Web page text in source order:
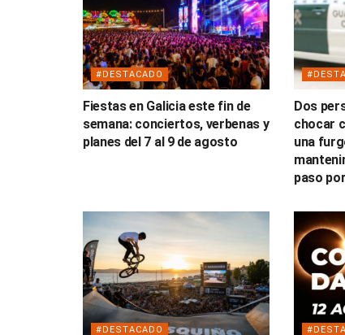
#DESTACADO
Fiestas en Galicia este fin de
semana: conciertos, verbenas y
planes del 7 al 9 de agosto
Dos
chocar
una
paso
#DESTACADO